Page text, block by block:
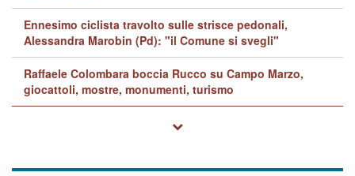
Ennesimo ciclista travolto sulle strisce pedonali,
Alessandra Marobin (Pd): "il Comune si svegli"
Raffaele Colombara boccia Rucco su Campo Marzo,
giocattoli, mostre, monumenti, turismo